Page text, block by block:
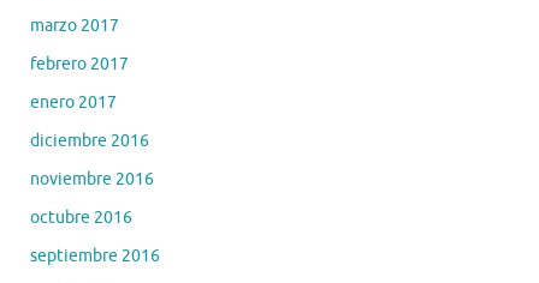
marzo 2017
febrero 2017
enero 2017
diciembre 2016
noviembre 2016
octubre 2016
septiembre 2016